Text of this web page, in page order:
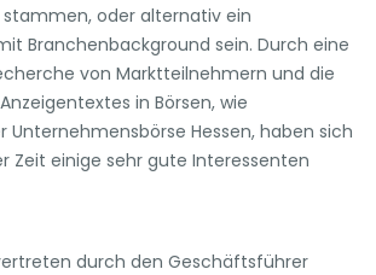
oder alternativ ein
Branchenbackground sein. Durch eine
von Marktteilnehmern und die
in Börsen, wie
Unternehmensbörse Hessen, haben sich
Zeit einige sehr gute Interessenten
vertreten durch den Geschäftsführer